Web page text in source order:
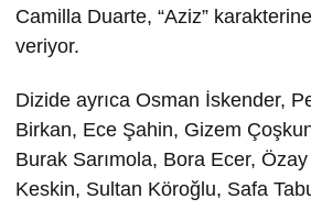
Camilla Duarte, “Aziz”
veriyor.
Dizide ayrıca Osman İskender,
Birkan, Ece Şahin, Gizem
Burak Sarımola, Bora Ecer,
Keskin, Sultan Köroğlu, Safa